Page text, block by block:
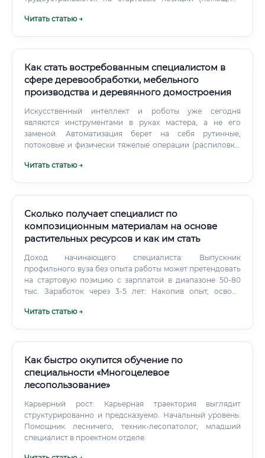
испытывает острую нехватку квалифицированных
Читать статью →
Как стать востребованным специалистом в
сфере деревообработки, мебельного
производства и деревянного домостроения
Искусственный интеллект и роботы уже сегодня
являются инструментами в руках мастера, а не его
заменой. Автоматизация берет на себя рутинные,
потоковые и физически тяжелые операции (распиловка,
Читать статью →
Сколько получает специалист по
композиционным материалам на основе
растительных ресурсов и как им стать
Доход начинающего специалиста: Выпускник
профильного вуза без опыта работы может претендовать
на стартовую позицию с зарплатой в диапазоне 50-80
тыс. Заработок через 3-5 лет: Накопив опыт, освоив
специалист может вырасти до ведущего инженера или
прозрачна и предлагает возможности как для
вертикального, так и для горизонтального роста.
Читать статью →
Как быстро окупится обучение по
специальности «Многоцелевое
лесопользование»
Карьерный рост: Карьерная траектория выглядит
структурированно и предсказуемо. Начальный уровень:
Помощник лесничего, техник-лесопатолог, младший
специалист в проектном отделе.